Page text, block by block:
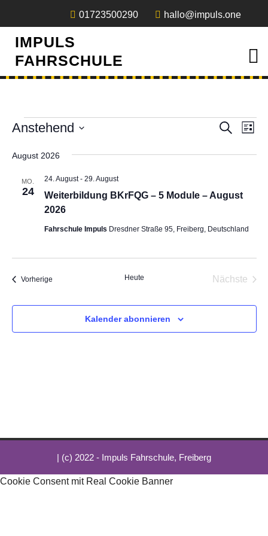
content
01723500290 hallo@impuls.one
IMPULS
FAHRSCHULE
Veranstaltungen
und
Suche
Liste
Anstehend
wählen.
August 2026
MO.
24
Weiterbildung BKrFQG – 5 Module – August
2026
24. August- 29. August
Fahrschule Impuls Dresdner Straße 95, Freiberg, Deutschland
VorherigeVeranstaltungen Heute
Nächste
Kalender abonnieren
| (c) 2022 - Impuls Fahrschule, Freiberg
Cookie Consent mit Real Cookie Banner